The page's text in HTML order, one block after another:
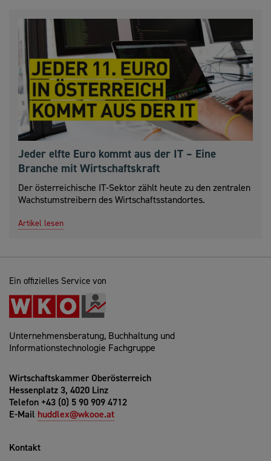
Jeder elfte Euro kommt aus der IT – Eine
Branche mit Wirtschaftskraft
Der österreichische IT-Sektor zählt heute zu den zentralen
Wachstumstreibern des Wirtschaftsstandortes.
Artikel lesen
Ein offizielles Service von
Unternehmensberatung, Buchhaltung und
Informationstechnologie Fachgruppe
Wirtschaftskammer Oberösterreich
Hessenplatz 3, 4020 Linz
Telefon +43 (0) 5 90 909 4712
E-Mail huddlex@wkooe.at
Kontakt